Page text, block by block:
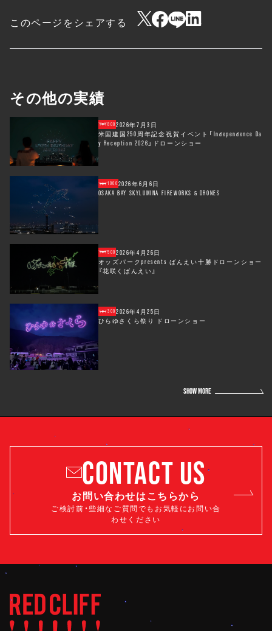
このページをシェアする
その他の実績
2026年7月3日
800
米国建国250周年記念祝賀イベント「Independence Da
y Reception 2026」ドローンショー
2026年6月6日
1000
OSAKA BAY SKYLUMINA FIREWORKS & DRONES
2026年4月26日
500
オッズパークpresents ばんえい十勝ドローンショー
『花咲くばんえい』
2026年4月25日
300
ひらゆさくら祭り ドローンショー
SHOW MORE
CONTACT US
お問い合わせはこちらから
ご検討前・些細なご質問でもお気軽にお問い合
わせください